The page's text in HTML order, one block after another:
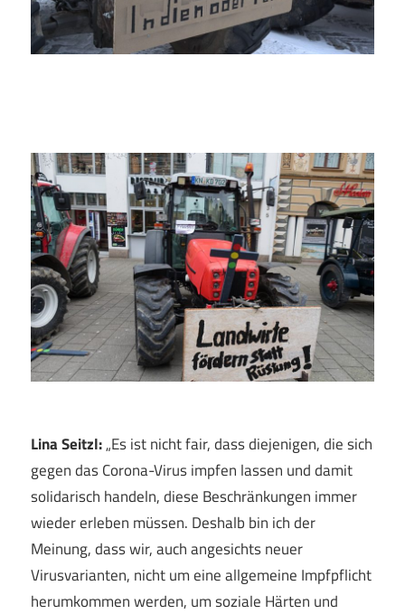
Lina Seitzl:„Es ist nicht fair, dass diejenigen, die sich
gegen das Corona-Virus impfen lassen und damit
solidarisch handeln, diese Beschränkungen immer
wieder erleben müssen. Deshalb bin ich der
Meinung, dass wir, auch angesichts neuer
Virusvarianten, nicht um eine allgemeine Impfpflicht
herumkommen werden, um soziale Härten und